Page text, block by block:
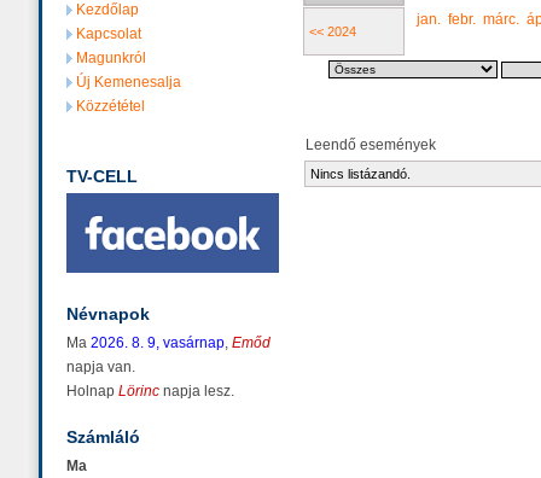
Kezdőlap
Kapcsolat
Magunkról
Új Kemenesalja
Közzététel
TV-CELL
Névnapok
Ma 2026. 8. 9, vasárnap, Emőd
napja van.
Holnap Lörinc napja lesz.
Számláló
Ma
<< 2024
jan. febr. márc.
Leendő események
Nincs listázandó.